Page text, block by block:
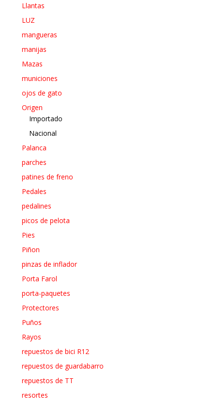
Llantas
LUZ
mangueras
manijas
Mazas
municiones
ojos de gato
Origen
Importado
Nacional
Palanca
parches
patines de freno
Pedales
pedalines
picos de pelota
Pies
Piñon
pinzas de inflador
Porta Farol
porta-paquetes
Protectores
Puños
Rayos
repuestos de bici R12
repuestos de guardabarro
repuestos de TT
resortes